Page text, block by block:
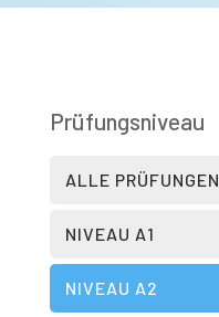
Prüfungsniveau
ALLE PRÜFUNGEN
NIVEAU A1
NIVEAU A2